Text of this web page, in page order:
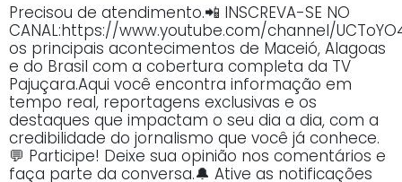
Precisou de atendimento.📲 INSCREVA-SE NO
CANAL:https://www.youtube.com/channel/
os principais acontecimentos de Maceió, Alagoas
e do Brasil com a cobertura completa da TV
Pajuçara.Aqui você encontra informação em
tempo real, reportagens exclusivas e os
destaques que impactam o seu dia a dia, com a
credibilidade do jornalismo que você já conhece.
💬 Participe! Deixe sua opinião nos comentários e
faça parte da conversa.🔔 Ative as notificações